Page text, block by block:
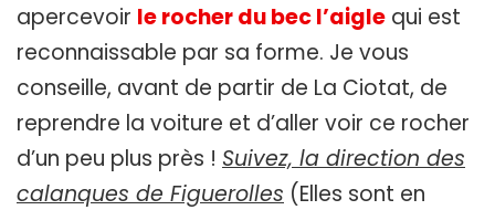
apercevoir le rocher du bec l’aigle qui est
reconnaissable par sa forme. Je vous
conseille, avant de partir de La Ciotat, de
reprendre la voiture et d’aller voir ce rocher
d’un peu plus près ! Suivez, la direction des
calanques de Figuerolles (Elles sont en